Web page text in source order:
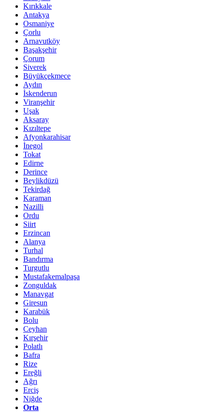
Kırıkkale
Antakya
Osmaniye
Çorlu
Arnavutköy
Başakşehir
Çorum
Siverek
Büyükçekmece
Aydın
İskenderun
Viranşehir
Uşak
Aksaray
Kızıltepe
Afyonkarahisar
İnegol
Tokat
Edirne
Derince
Beylikdüzü
Tekirdağ
Karaman
Nazilli
Ordu
Siirt
Erzincan
Alanya
Turhal
Bandırma
Turgutlu
Mustafakemalpaşa
Zonguldak
Manavgat
Giresun
Karabük
Bolu
Ceyhan
Kırşehir
Polatlı
Bafra
Rize
Ereğli
Ağrı
Erciş
Niğde
Orta